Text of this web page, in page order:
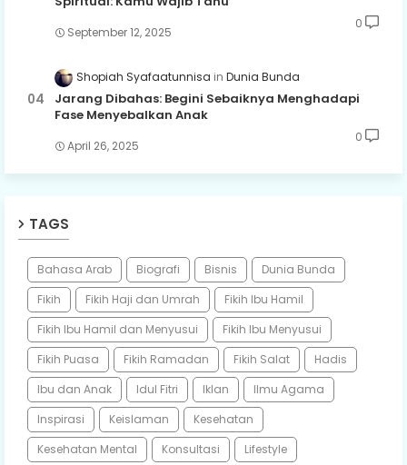
September 12, 2025
0
Shopiah Syafaatunnisa Dunia Bunda
Jarang Dibahas: Begini Sebaiknya Menghadapi
Fase Menyebalkan Anak
April 26, 2025
0
TAGS
Bahasa Arab Biografi Bisnis
Dunia Bunda
Fikih
Fikih Haji dan Umrah
Fikih Ibu Hamil
Fikih Ibu Hamil dan Menyusui
Fikih Ibu Menyusui
Fikih Puasa
Fikih Ramadan Fikih Salat
Hadis
Ibu dan Anak
Idul Fitri Iklan
Ilmu Agama
Inspirasi
Keislaman
Kesehatan
Kesehatan Mental
Konsultasi
Lifestyle